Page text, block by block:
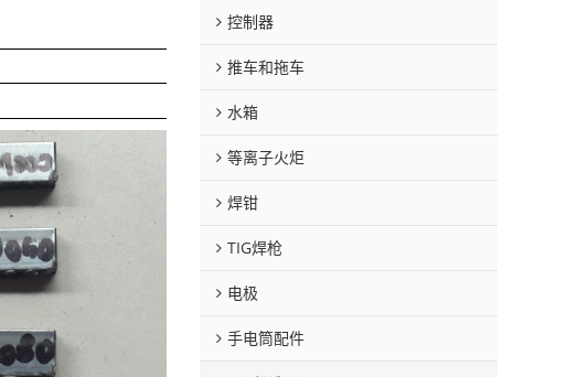
控制器
推车和拖车
水箱
等离子火炬
焊钳
TIG焊枪
电极
手电筒配件